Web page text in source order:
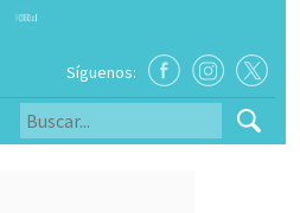
Síguenos: